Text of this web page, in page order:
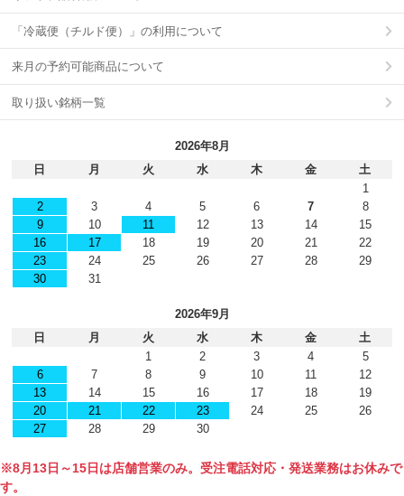
「冷蔵便（チルド便）」の利用について
来月の予約可能商品について
取り扱い銘柄一覧
2026年8月
日
月 火 水 木 金
土
1
2
3 4 5 6 7
8
9
10 11 12 13 14
15
16
17 18 19 20 21
22
23
24 25 26 27 28
29
30
31
2026年9月
日
月 火 水 木 金
土
1
2 3 4
5
6
7 8 9 10 11
12
13
14 15 16 17 18
19
20
21 22 23 24 25
26
27
28 29 30
※8月13日～15日は店舗営業のみ。受注電話対応・発送業務はお休みで
す。